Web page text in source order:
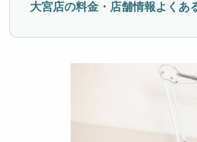
大宮店の料金・店舗情報よくあ